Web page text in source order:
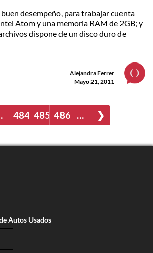
desempeño, para trabajar cuenta
Atom y una memoria RAM de 2GB; y
dispone de un disco duro de
Alejandra Ferrer
Mayo 21, 2011
484 485 486 … ❯
Autos Usados